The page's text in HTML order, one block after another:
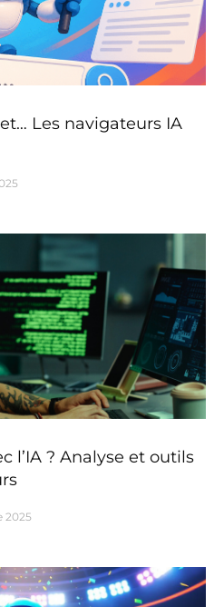
Les navigateurs IA
l’IA ? Analyse et outils
2025